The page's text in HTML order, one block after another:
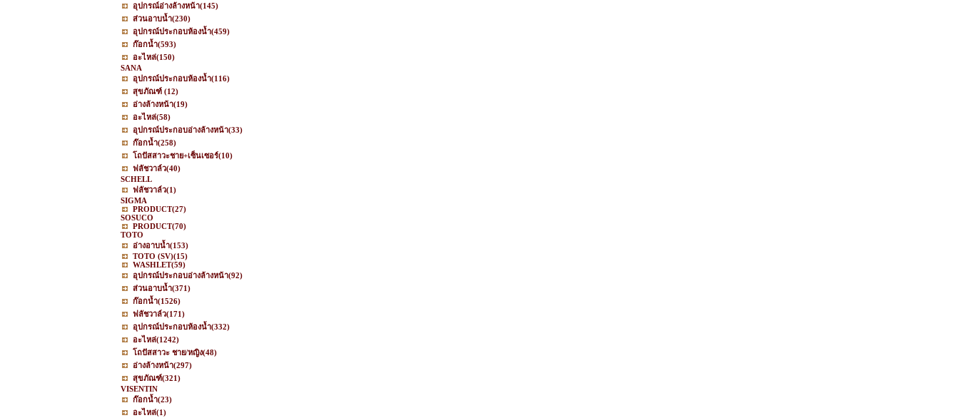
อุปกรณ์อ่างล้างหน้า(145)
ส่วนอาบน้ำ(230)
อุปกรณ์ประกอบห้องน้ำ(459)
ก๊อกน้ำ(593)
อะไหล่(150)
SANA
อุปกรณ์ประกอบห้องน้ำ(116)
สุขภัณฑ์ (12)
อ่างล้างหน้า(19)
อะไหล่(58)
อุปกรณ์ประกอบอ่างล้างหน้า(33)
ก๊อกน้ำ(258)
โถปัสสาวะชาย+เซ็นเซอร์(10)
ฟลัชวาล์ว(40)
SCHELL
ฟลัชวาล์ว(1)
SIGMA
PRODUCT(27)
SOSUCO
PRODUCT(70)
TOTO
อ่างอาบน้ำ(153)
TOTO (SV)(15)
WASHLET(59)
อุปกรณ์ประกอบอ่างล้างหน้า(92)
ส่วนอาบน้ำ(371)
ก๊อกน้ำ(1526)
ฟลัชวาล์ว(171)
อุปกรณ์ประกอบห้องน้ำ(332)
อะไหล่(1242)
โถปัสสาวะ ชาย/หญิง(48)
อ่างล้างหน้า(297)
สุขภัณฑ์(321)
VISENTIN
ก๊อกน้ำ(23)
อะไหล่(1)